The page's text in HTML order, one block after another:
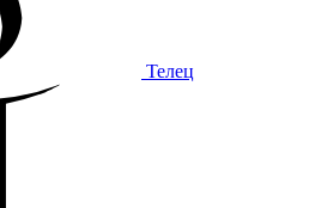
Телец